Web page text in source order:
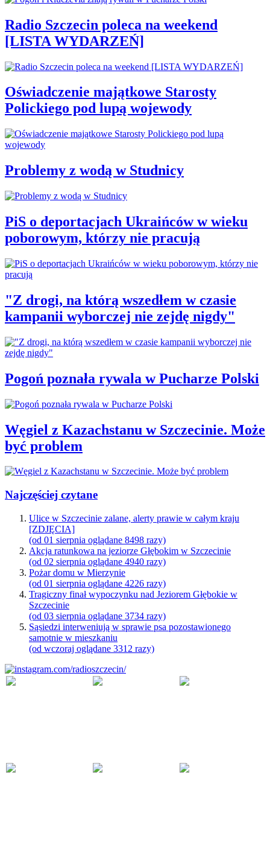
Radio Szczecin poleca na weekend
[LISTA WYDARZEŃ]
Oświadczenie majątkowe Starosty
Polickiego pod lupą wojewody
Problemy z wodą w Studnicy
PiS o deportacjach Ukraińców w wieku
poborowym, którzy nie pracują
"Z drogi, na którą wszedłem w czasie
kampanii wyborczej nie zejdę nigdy"
Pogoń poznała rywala w Pucharze Polski
Węgiel z Kazachstanu w Szczecinie. Może
być problem
Najczęściej czytane
Ulice w Szczecinie zalane, alerty prawie w całym kraju
[ZDJĘCIA]
(od 01 sierpnia oglądane 8498 razy)
Akcja ratunkowa na jeziorze Głębokim w Szczecinie
(od 02 sierpnia oglądane 4940 razy)
Pożar domu w Mierzynie
(od 01 sierpnia oglądane 4226 razy)
Tragiczny finał wypoczynku nad Jeziorem Głębokie w
Szczecinie
(od 03 sierpnia oglądane 3734 razy)
Sąsiedzi interweniują w sprawie psa pozostawionego
samotnie w mieszkaniu
(od wczoraj oglądane 3312 razy)